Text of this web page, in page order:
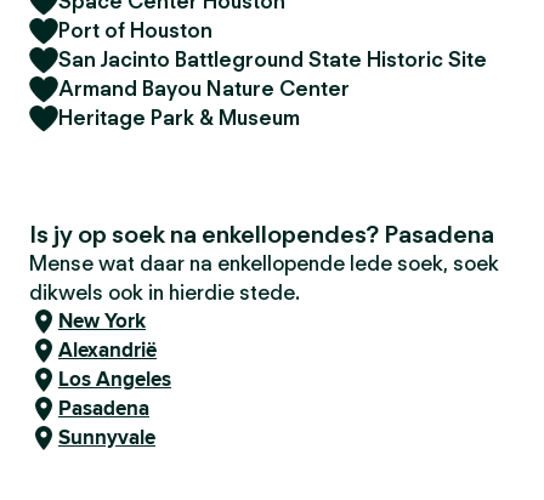
Port of Houston
San Jacinto Battleground State Historic Site
Armand Bayou Nature Center
Heritage Park & Museum
Is jy op soek na enkellopendes? Pasadena
Mense wat daar na enkellopende lede soek, soek
dikwels ook in hierdie stede.
New York
Alexandrië
Los Angeles
Pasadena
Sunnyvale